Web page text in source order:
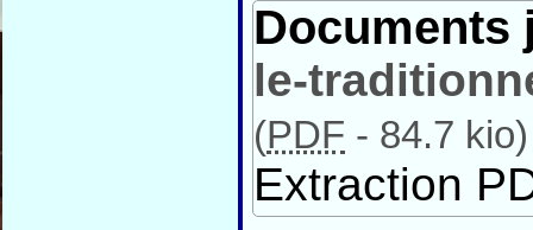
Documents
le-
(PDF - 84.7 kio)
Extraction